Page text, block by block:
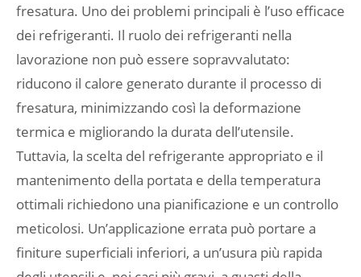
fresatura. Uno dei problemi principali è l’uso efficace
dei refrigeranti. Il ruolo dei refrigeranti nella
lavorazione non può essere sopravvalutato:
riducono il calore generato durante il processo di
fresatura, minimizzando così la deformazione
termica e migliorando la durata dell’utensile.
Tuttavia, la scelta del refrigerante appropriato e il
mantenimento della portata e della temperatura
ottimali richiedono una pianificazione e un controllo
meticolosi. Un’applicazione errata può portare a
finiture superficiali inferiori, a un’usura più rapida